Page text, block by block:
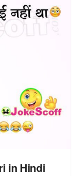
in Hindi